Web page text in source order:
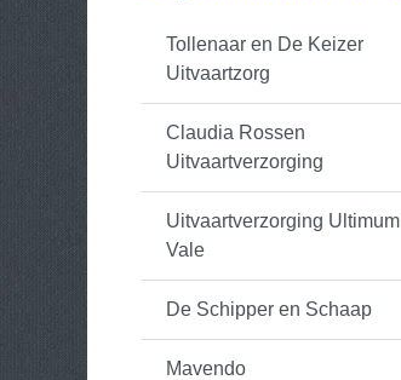
Tollenaar en De Keizer
Uitvaartzorg
Claudia Rossen
Uitvaartverzorging
Uitvaartverzorging Ultimum
Vale
De Schipper en Schaap
Mavendo